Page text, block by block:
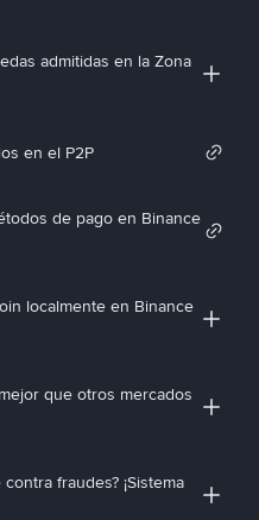
admitidas en la Zona
en el P2P
de pago en Binance
localmente en Binance
que otros mercados
fraudes? ¡Sistema